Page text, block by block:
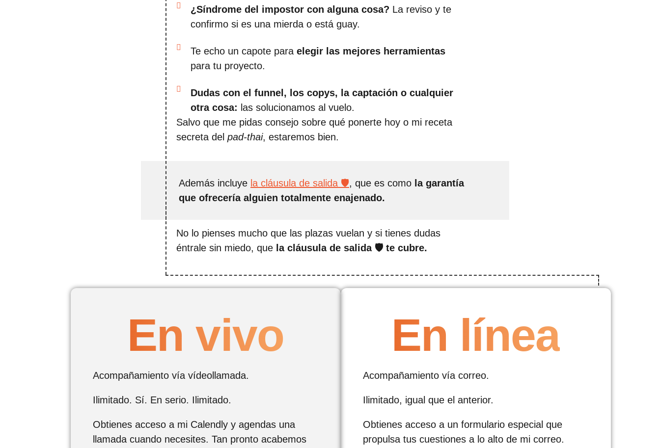
¿Síndrome del impostor con alguna cosa? La reviso y te
confirmo si es una mierda o está guay.
Te echo un capote para elegir las mejores herramientas
para tu proyecto.
Dudas con el funnel, los copys, la captación o cualquier
otra cosa: las solucionamos al vuelo.
Salvo que me pidas consejo sobre qué ponerte hoy o mi receta
secreta del pad-thai, estaremos bien.
Además incluye la cláusula de salida 🛡️, que es como la garantía
que ofrecería alguien totalmente enajenado.
No lo pienses mucho que las plazas vuelan y si tienes dudas
éntrale sin miedo, que la cláusula de salida 🛡️ te cubre.
En vivo
Acompañamiento vía vídeollamada.
Ilimitado. Sí. En serio. Ilimitado.
Obtienes acceso a mi Calendly y agendas una
llamada cuando necesites. Tan pronto acabemos
En línea
Acompañamiento vía correo.
Ilimitado, igual que el anterior.
Obtienes acceso a un formulario especial que
propulsa tus cuestiones a lo alto de mi correo.